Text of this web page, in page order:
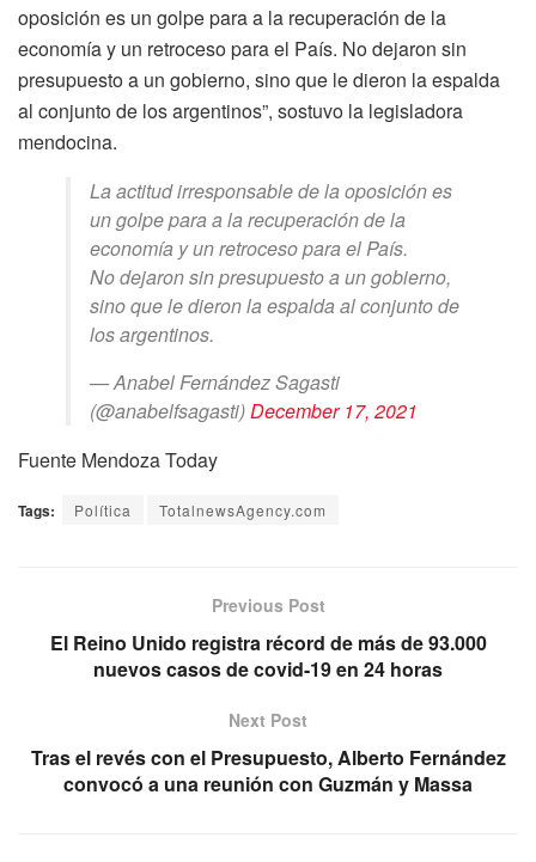
oposición es un golpe para a la recuperación de la
economía y un retroceso para el País. No dejaron sin
presupuesto a un gobierno, sino que le dieron la espalda
al conjunto de los argentinos”, sostuvo la legisladora
mendocina.
La actitud irresponsable de la oposición es
un golpe para a la recuperación de la
economía y un retroceso para el País.
No dejaron sin presupuesto a un gobierno,
sino que le dieron la espalda al conjunto de
los argentinos.
— Anabel Fernández Sagasti
(@anabelfsagasti)December 17, 2021
Fuente Mendoza Today
Tags: Política TotalnewsAgency.com
Previous Post
El Reino Unido registra récord de más de 93.000
nuevos casos de covid-19 en 24 horas
Next Post
Tras el revés con el Presupuesto, Alberto Fernández
convocó a una reunión con Guzmán y Massa